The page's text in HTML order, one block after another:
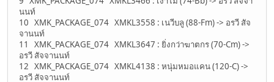
นนท์
10 XMK_PACKAGE_074 XMKL3558 : เนวีบลู (88-Fm) -> อรวี สัจ
จานนท์
11 XMK_PACKAGE_074 XMKL3647 : ยิ่งกว่าฆาตกร (70-Cm) ->
อรวี สัจจานนท์
12 XMK_PACKAGE_074 XMKL4138 : หนุ่มหมอแคน (120-C) ->
อรวี สัจจานนท์